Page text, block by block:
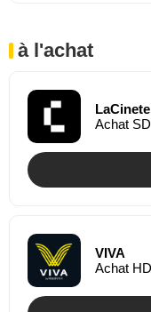
à l'achat
Achat
VIVA
Achat